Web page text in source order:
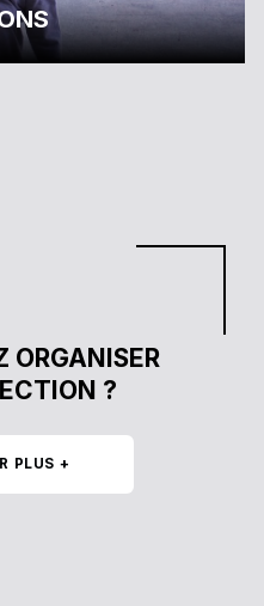
ORGANISER
?
PLUS +